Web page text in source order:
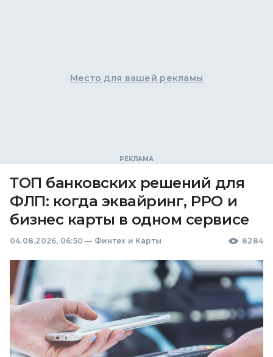
Место для вашей рекламы
ТОП банковских решений для
ФЛП: когда эквайринг, РРО и
бизнес карты в одном сервисе
04.08.2026, 06:50 — Финтех и Карты 8284